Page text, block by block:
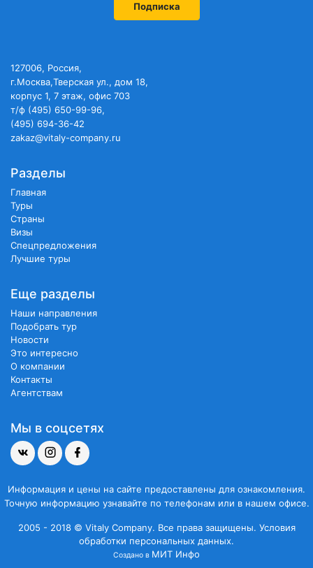
Подписка
127006, Россия,
г.Москва,Тверская ул., дом 18,
корпус 1, 7 этаж, офис 703
т/ф (495) 650-99-96,
(495) 694-36-42
zakaz@vitaly-company.ru
Разделы
Главная
Туры
Страны
Визы
Спецпредложения
Лучшие туры
Еще разделы
Наши направления
Подобрать тур
Новости
Это интересно
О компании
Контакты
Агентствам
Мы в соцсетях
Информация и цены на сайте предоставлены для ознакомления.
Точную информацию узнавайте по телефонам или в нашем офисе.
2005 - 2018 © Vitaly Company. Все права защищены. Условия
обработки персональных данных.
Создано в МИТ Инфо